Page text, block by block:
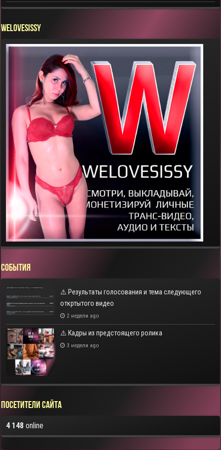
WELOVESISSY
СОБЫТИЯ
⚠️ Результаты голосования и тема следующего
откртытого видео
2 недели ago
⚠️ Кадры из предстоящего ролика
3 недели ago
Посетители сайта
4 148 online